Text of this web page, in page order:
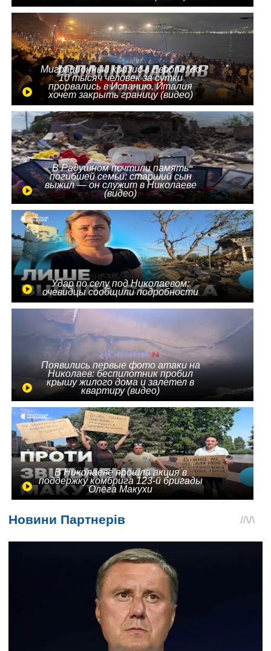
Миграционный кризис в Европе: до
10 тысяч человек за сутки
прорвались в Испанию, Италия
хочет закрыть границу (видео)
В Радушном почтили память
погибшей семьи: старший сын
выжил — он служит в Николаеве
(видео)
Удар по селу под Николаевом:
очевидцы сообщили подробности
Появились первые фото атаки на
Николаев: беспилотник пробил
крышу жилого дома и залетел в
квартиру (видео)
В Николаеве прошла акция в
поддержку комбрига 123-й бригады
Олега Макухи